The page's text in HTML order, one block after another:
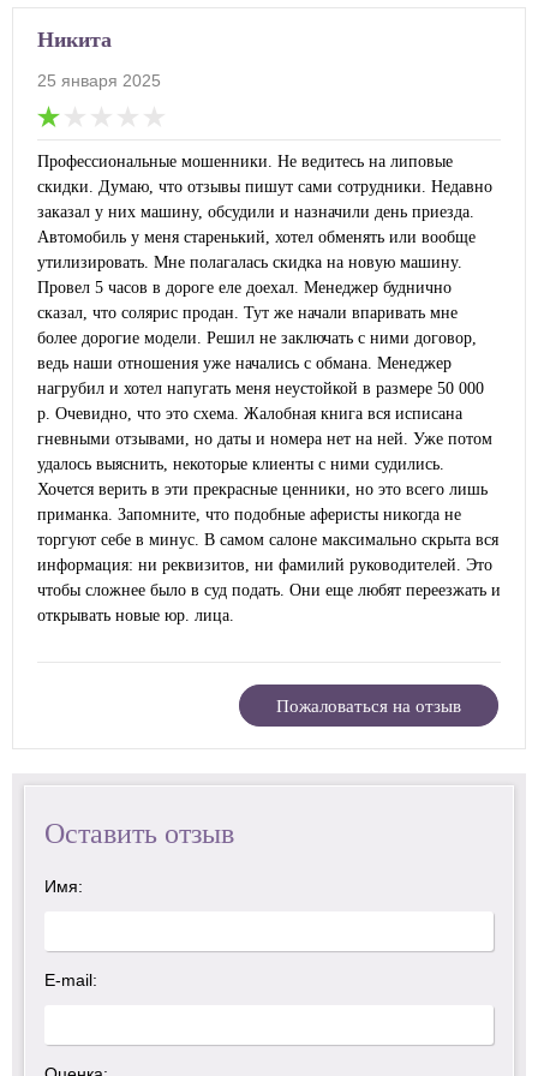
Никита
25 января 2025
Профессиональные мошенники. Не ведитесь на липовые
скидки. Думаю, что отзывы пишут сами сотрудники. Недавно
заказал у них машину, обсудили и назначили день приезда.
Автомобиль у меня старенький, хотел обменять или вообще
утилизировать. Мне полагалась скидка на новую машину.
Провел 5 часов в дороге еле доехал. Менеджер буднично
сказал, что солярис продан. Тут же начали впаривать мне
более дорогие модели. Решил не заключать с ними договор,
ведь наши отношения уже начались с обмана. Менеджер
нагрубил и хотел напугать меня неустойкой в размере 50 000
р. Очевидно, что это схема. Жалобная книга вся исписана
гневными отзывами, но даты и номера нет на ней. Уже потом
удалось выяснить, некоторые клиенты с ними судились.
Хочется верить в эти прекрасные ценники, но это всего лишь
приманка. Запомните, что подобные аферисты никогда не
торгуют себе в минус. В самом салоне максимально скрыта вся
информация: ни реквизитов, ни фамилий руководителей. Это
чтобы сложнее было в суд подать. Они еще любят переезжать и
открывать новые юр. лица.
Пожаловаться на отзыв
Оставить отзыв
Имя:
E-mail: